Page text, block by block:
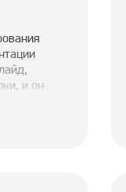
и он